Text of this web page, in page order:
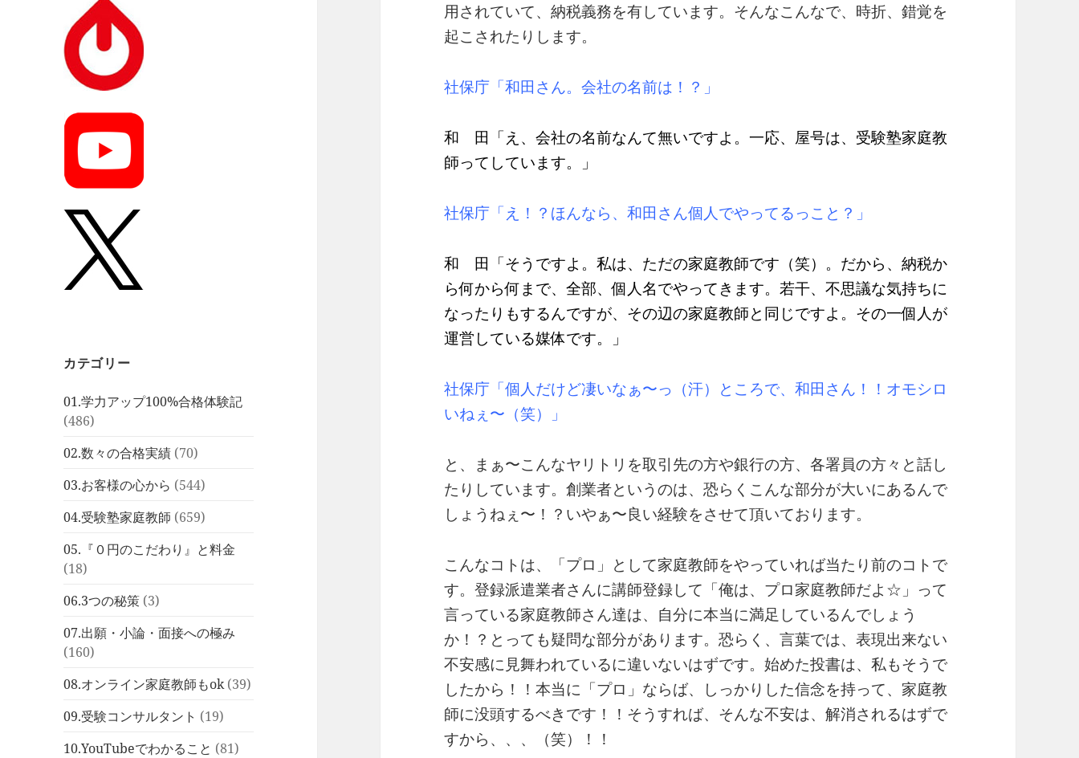
カテゴリー
01.学力アップ100%合格体験記
(486)
02.数々の合格実績 (70)
03.お客様の心から (544)
04.受験塾家庭教師 (659)
05.『０円のこだわり』と料金
(18)
06.3つの秘策 (3)
07.出願・小論・面接への極み
(160)
08.オンライン家庭教師もok(39)
09.受験コンサルタント (19)
10.YouTubeでわかること (81)
用されていて、納税義務を有しています。そんなこんなで、時折、錯覚を
起こされたりします。
社保庁「和田さん。会社の名前は！？」
和 田「え、会社の名前なんて無いですよ。一応、屋号は、受験塾家庭教
師ってしています。」
社保庁「え！？ほんなら、和田さん個人でやってるっこと？」
和 田「そうですよ。私は、ただの家庭教師です（笑）。だから、納税か
ら何から何まで、全部、個人名でやってきます。若干、不思議な気持ちに
なったりもするんですが、その辺の家庭教師と同じですよ。その一個人が
運営している媒体です。」
社保庁「個人だけど凄いなぁ〜っ（汗）ところで、和田さん！！オモシロ
いねぇ〜（笑）」
と、まぁ〜こんなヤリトリを取引先の方や銀行の方、各署員の方々と話し
たりしています。創業者というのは、恐らくこんな部分が大いにあるんで
しょうねぇ〜！？いやぁ〜良い経験をさせて頂いております。
こんなコトは、「プロ」として家庭教師をやっていれば当たり前のコトで
す。登録派遣業者さんに講師登録して「俺は、プロ家庭教師だよ☆」って
言っている家庭教師さん達は、自分に本当に満足しているんでしょう
か！？とっても疑問な部分があります。恐らく、言葉では、表現出来ない
不安感に見舞われているに違いないはずです。始めた投書は、私もそうで
したから！！本当に「プロ」ならば、しっかりした信念を持って、家庭教
師に没頭するべきです！！そうすれば、そんな不安は、解消されるはずで
すから、、、（笑）！！